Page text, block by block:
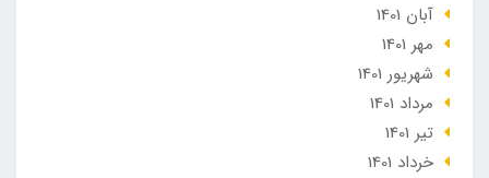
آبان 1401
مهر 1401
شهریور 1401
مرداد 1401
تير 1401
خرداد 1401